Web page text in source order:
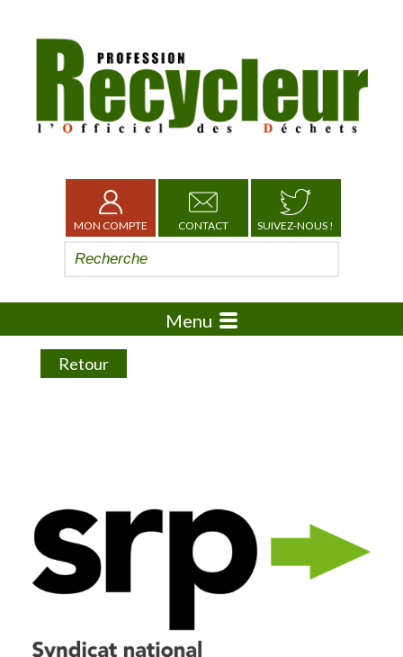
MON COMPTE CONTACT SUIVEZ-NOUS !
Menu
Retour